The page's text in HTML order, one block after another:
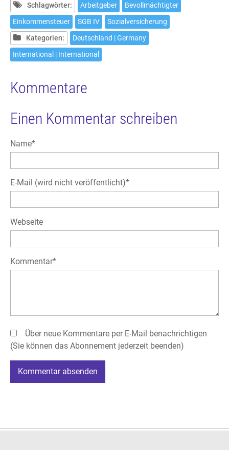
Schlagwörter: Arbeitgeber
Bevollmächtigter
Einkommensteuer
SGB IV
Sozialversicherung
Kategorien:
Deutschland | Germany
International | International
Kommentare
Einen Kommentar schreiben
Pflichtfeld
Name*
Pflichtfeld
E-Mail (wird nicht veröffentlicht)*
Webseite
Pflichtfeld
Kommentar*
Über neue Kommentare per E-Mail benachrichtigen
(Sie können das Abonnement jederzeit beenden)
Kommentar absenden